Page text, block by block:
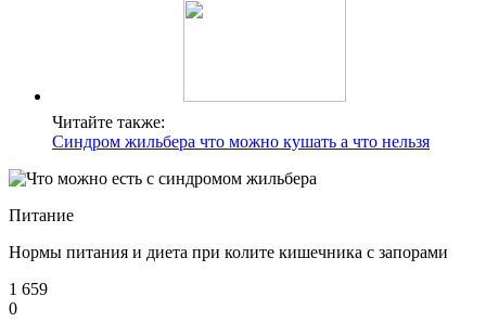
Читайте также:
Синдром жильбера что можно кушать а что нельзя
Питание
Нормы питания и диета при колите кишечника с запорами
1 659
0